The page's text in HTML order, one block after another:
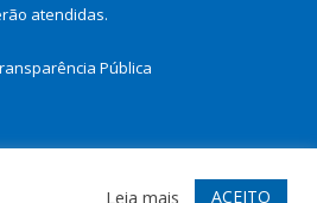
atendidas.
Pública
Acessar Webmail
Leia mais ACEITO